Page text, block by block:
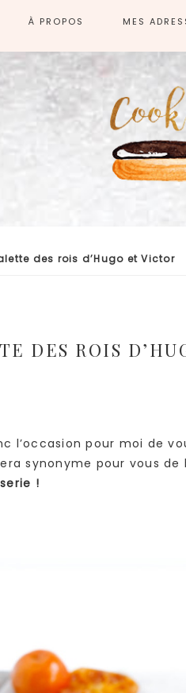
À PROPOS MES
des rois d’Hugo et Victor
DES ROIS
l’occasion pour moi de
synonyme pour vous
!